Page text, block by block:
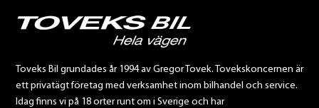
Toveks Bil grundades år 1994 av Gregor Tovek. Tovekskoncernen är
ett privatägt företag med verksamhet inom bilhandel och service.
Idag finns vi på 18 orter runt om i Sverige och har